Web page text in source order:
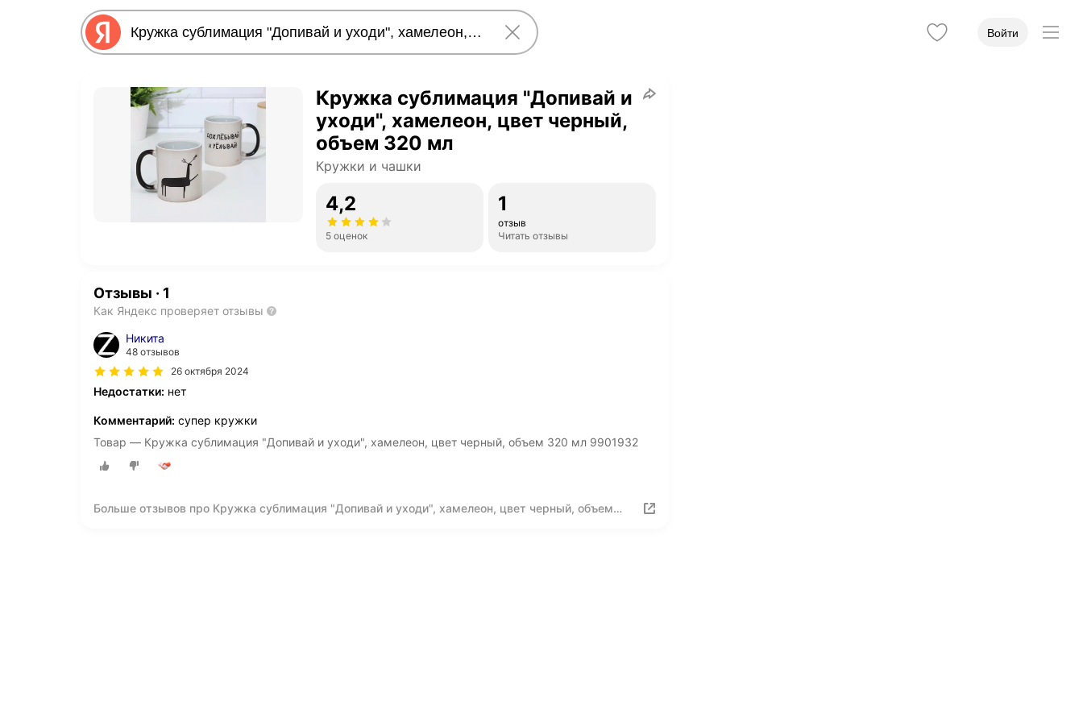
Войти
Кружка сублимация "Допивай и
уходи", хамелеон, цвет черный,
объем 320 мл
Кружки и чашки
4,2
5 оценок
1
отзыв
Читать отзывы
Отзывы · 1
Как Яндекс проверяет отзывы
Никита
48 отзывов
26 октября 2024
Недостатки: нет
Комментарий: супер кружки
Товар — Кружка сублимация "Допивай и уходи", хамелеон, цвет черный, объем 320 мл 9901932
Больше отзывов про Кружка сублимация "Допивай и уходи", хамелеон, цвет черный, объем